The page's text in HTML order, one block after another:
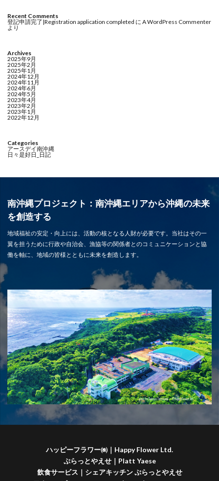
Recent Comments
登記申請完了|Registration application completed に A WordPress Commenter
より
Archives
2025年9月
2025年2月
2025年1月
2024年12月
2024年11月
2024年6月
2024年5月
2023年4月
2023年2月
2023年1月
2022年12月
Categories
アースデイ南沖縄
日々是好日_日記
南沖縄プロジェクト：南沖縄エリアから沖縄の未来
を創造する
地域福祉の安定・向上には、活動の核となる人財が必要です。当社はその一
翼を担うために行政や自治会、漁協等の関係者とのコミュニケーションと協
働を軸に、地域の皆様とともに未来を創造します。
ハッピーフラワー㈱｜Happy Flower Ltd.
ぷらっとやえせ｜Platt Yaese
飲食サービス｜シェアキッチン ぷらっとやえせ